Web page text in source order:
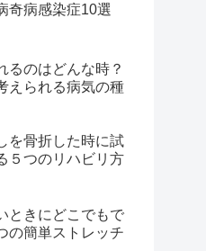
奇病感染症10選
るのはどんな時？
えられる病気の種
を骨折した時に試
５つのリハビリ方
ときにどこでもで
の簡単ストレッチ